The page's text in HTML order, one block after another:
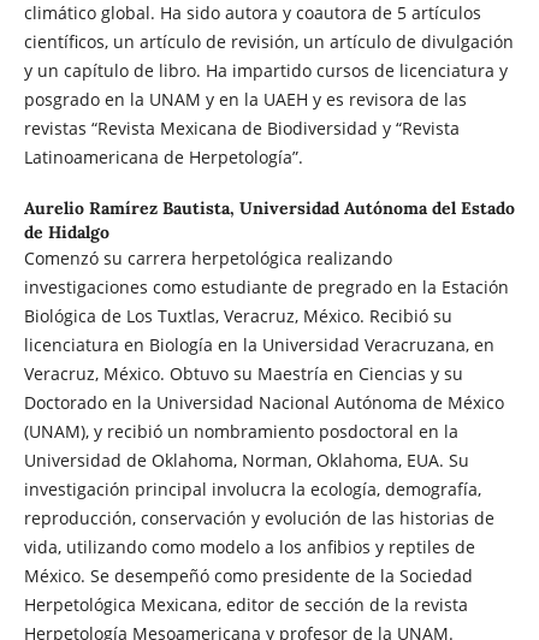
climático global. Ha sido autora y coautora de 5 artículos
científicos, un artículo de revisión, un artículo de divulgación
y un capítulo de libro. Ha impartido cursos de licenciatura y
posgrado en la UNAM y en la UAEH y es revisora de las
revistas “Revista Mexicana de Biodiversidad y “Revista
Latinoamericana de Herpetología”.
Aurelio Ramírez Bautista, Universidad Autónoma del Estado
de Hidalgo
Comenzó su carrera herpetológica realizando
investigaciones como estudiante de pregrado en la Estación
Biológica de Los Tuxtlas, Veracruz, México. Recibió su
licenciatura en Biología en la Universidad Veracruzana, en
Veracruz, México. Obtuvo su Maestría en Ciencias y su
Doctorado en la Universidad Nacional Autónoma de México
(UNAM), y recibió un nombramiento posdoctoral en la
Universidad de Oklahoma, Norman, Oklahoma, EUA. Su
investigación principal involucra la ecología, demografía,
reproducción, conservación y evolución de las historias de
vida, utilizando como modelo a los anfibios y reptiles de
México. Se desempeñó como presidente de la Sociedad
Herpetológica Mexicana, editor de sección de la revista
Herpetología Mesoamericana y profesor de la UNAM.